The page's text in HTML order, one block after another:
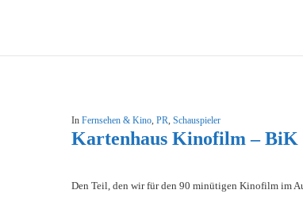
In Fernsehen & Kino, PR, Schauspieler
Kartenhaus Kinofilm – BiK
Den Teil, den wir für den 90 minütigen Kinofilm im